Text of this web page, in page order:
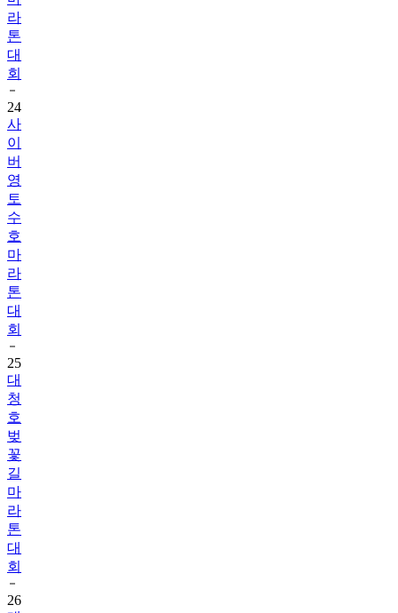
톤
대
회
24
사
이
버
영
토
수
호
마
라
톤
대
회
25
대
청
호
벚
꽃
길
마
라
톤
대
회
26
대
전